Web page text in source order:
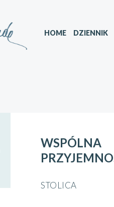
HOME DZIENNIK
STOLICA